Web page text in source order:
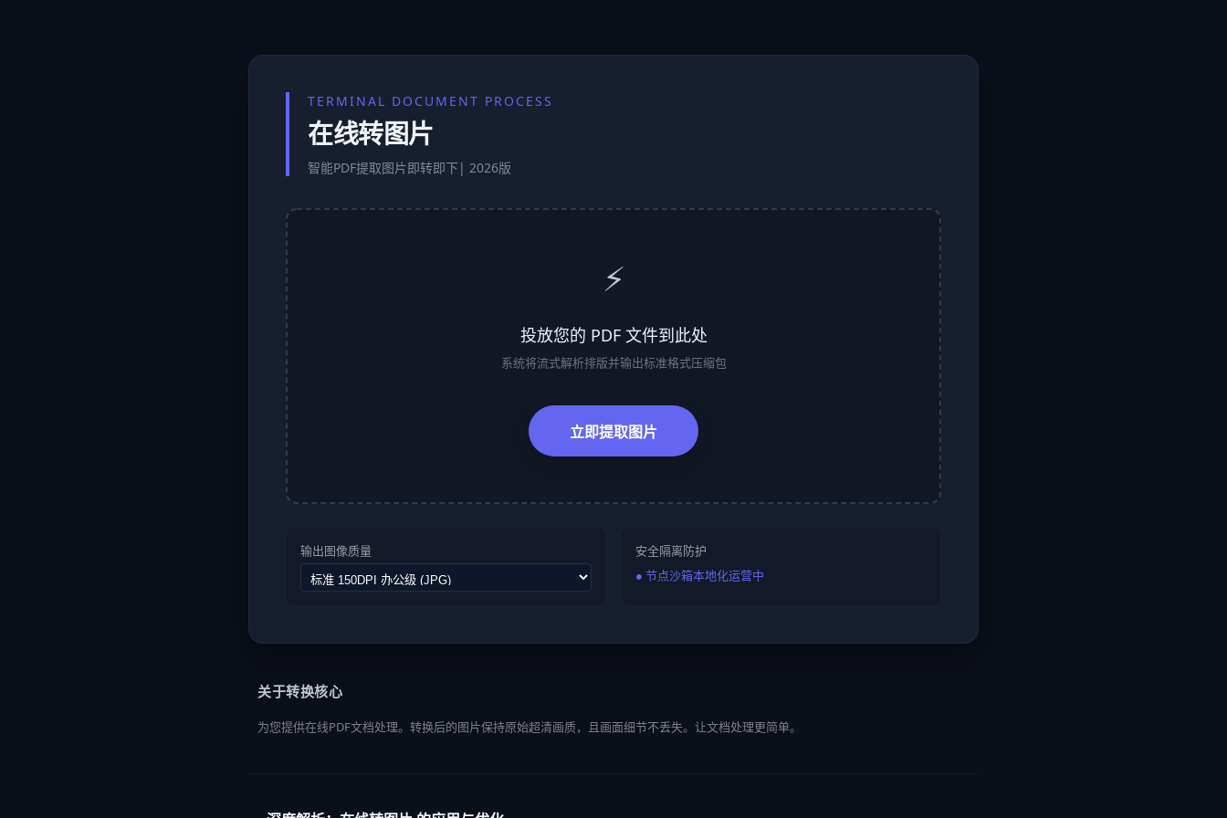
TERMINAL DOCUMENT PROCESS
在线转图片
智能PDF提取图片即转即下| 2026版
⚡
投放您的 PDF 文件到此处
系统将流式解析排版并输出标准格式压缩包
立即提取图片
输出图像质量
安全隔离防护
● 节点沙箱本地化运营中
关于转换核心
为您提供在线PDF文档处理。转换后的图片保持原始超清画质，且画面细节不丢失。让文档处理更简单。